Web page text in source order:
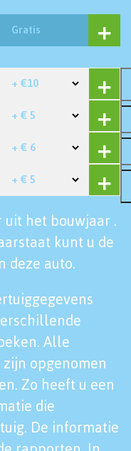
Gratis
+ €10
+ € 5
+ € 6
+ € 5
het bouwjaar .
kunt u de
deze auto.
Alle
opgenomen
Zo heeft u een
die
De informatie